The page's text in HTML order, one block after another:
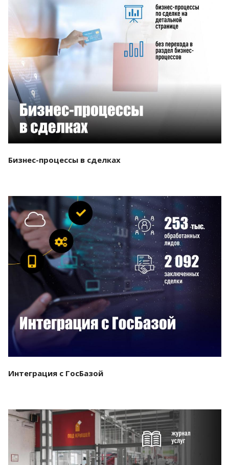
Бизнес-процессы в сделках
Смотреть проект
Интеграция с ГосБазой